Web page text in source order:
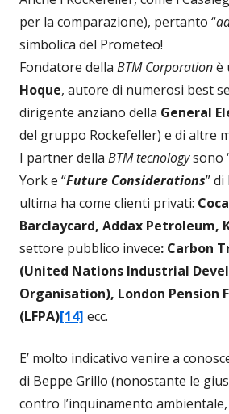
per la comparazione), pertanto “
simbolica del Prometeo!
Fondatore della BTM Corporationè
Hoque, autore di numerosi best
dirigente anziano della General
del gruppo Rockefeller) e di altre
I partner della BTM tecnologysono
York e “Future Considerations”
ultima ha come clienti privati:
Barclaycard, Addax Petroleum,
settore pubblico invece: Carbon
(United Nations Industrial
Organisation), London Pension
(LFPA)[14] ecc.
E’ molto indicativo venire a
di Beppe Grillo (nonostante le
contro l’inquinamento